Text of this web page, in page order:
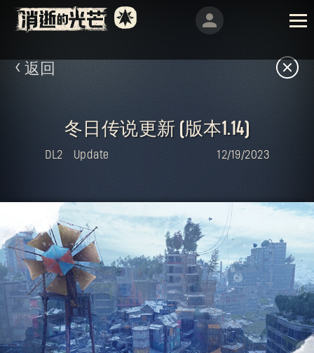
返回
冬日传说更新 (版本1.14)
DL2 Update 12/19/2023